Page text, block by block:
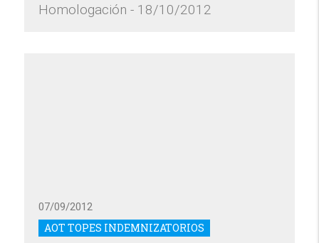
Homologación - 18/10/2012
AOT TOPES INDEMNIZATORIOS
07/09/2012